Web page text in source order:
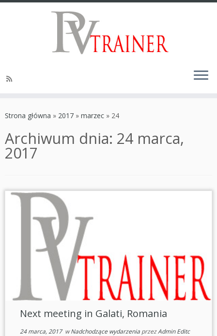
Strona główna » 2017 » marzec » 24
Archiwum dnia: 24 marca,
2017
Next meeting in Galati, Romania
24 marca, 2017wNadchodzące wydarzenia przezAdmin Editc